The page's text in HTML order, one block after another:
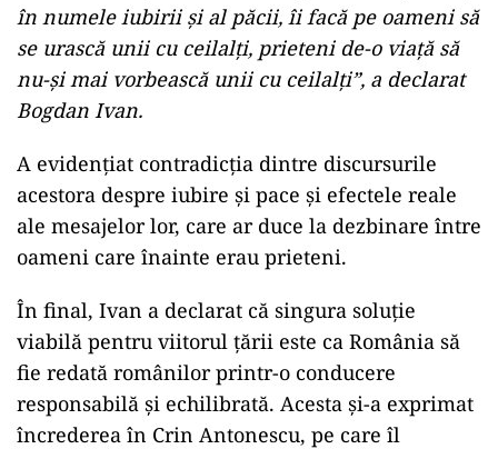
în numele iubirii și al păcii, îi facă pe oameni să
se urască unii cu ceilalți, prieteni de-o viață să
nu-și mai vorbească unii cu ceilalți”, a declarat
Bogdan Ivan.
A evidențiat contradicția dintre discursurile
acestora despre iubire și pace și efectele reale
ale mesajelor lor, care ar duce la dezbinare între
oameni care înainte erau prieteni.
În final, Ivan a declarat că singura soluție
viabilă pentru viitorul țării este ca România să
fie redată românilor printr-o conducere
responsabilă și echilibrată. Acesta și-a exprimat
încrederea în Crin Antonescu, pe care îl